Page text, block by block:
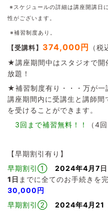
※スケジュールの詳細は講座開講日
性がございます。
※補習制度あり。
【受講料】 374,000円
（税
★講座期間中はスタジオで開
放題！
★補習制度有り・・・万が一
講座期間内に受講生と講師
を受けることができます。
3回まで補習無料！！
（4
【早期割引有り】
早期割引①
2024年4月7
1 日 までに全てのお手続きを
30,000円
早期割引②
2024年4月21